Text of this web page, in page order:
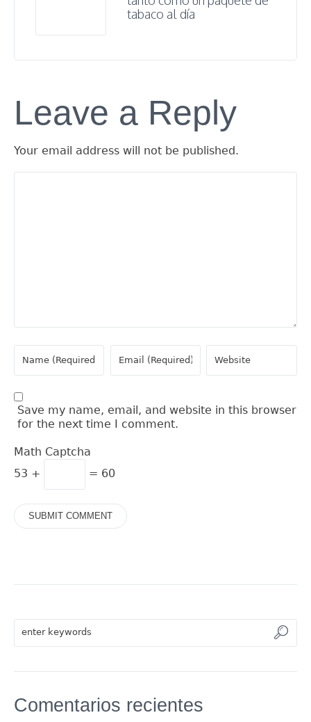
tabaco al día
Leave a Reply
Your email address will not be published.
Save my name, email, and website in this browser
for the next time I comment.
Math Captcha
53 +
= 60
Comentarios recientes